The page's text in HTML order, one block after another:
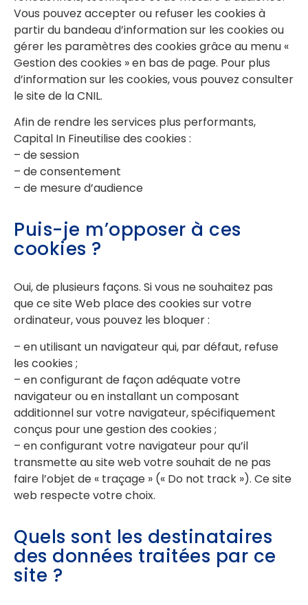
Vous pouvez accepter ou refuser les cookies à
partir du bandeau d’information sur les cookies ou
gérer les paramètres des cookies grâce au menu «
Gestion des cookies » en bas de page. Pour plus
d’information sur les cookies, vous pouvez consulter
le site de la CNIL.
Afin de rendre les services plus performants,
Capital In Fineutilise des cookies :
– de session
– de consentement
– de mesure d’audience
Puis-je m’opposer à ces
cookies ?
Oui, de plusieurs façons. Si vous ne souhaitez pas
que ce site Web place des cookies sur votre
ordinateur, vous pouvez les bloquer :
– en utilisant un navigateur qui, par défaut, refuse
les cookies ;
– en configurant de façon adéquate votre
navigateur ou en installant un composant
additionnel sur votre navigateur, spécifiquement
conçus pour une gestion des cookies ;
– en configurant votre navigateur pour qu’il
transmette au site web votre souhait de ne pas
faire l’objet de « traçage » (« Do not track »). Ce site
web respecte votre choix.
Quels sont les destinataires
des données traitées par ce
site ?